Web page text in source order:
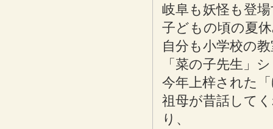
岐阜も妖怪も登
子どもの頃の夏
自分も小学校の
「菜の子先生」
今年上梓された
祖母が昔話して
り、